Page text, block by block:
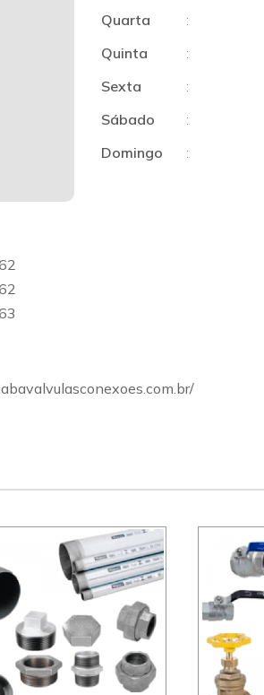
Quarta
:
Quinta
:
Sexta
:
Sábado
:
Domingo
: